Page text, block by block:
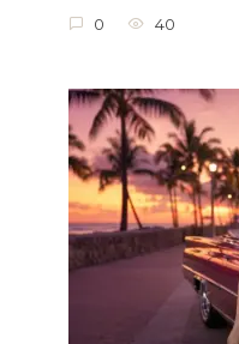
0 40